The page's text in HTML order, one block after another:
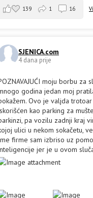
139 1 16
SJENICA.com
4 dana prije
moju borbu
godina jedan moj
Ovo je valjda
kao parking za
pa vozilu zadnji kraj
ulici u nekom sokačetu,
firme sam izbriso uz
jer je u ovom